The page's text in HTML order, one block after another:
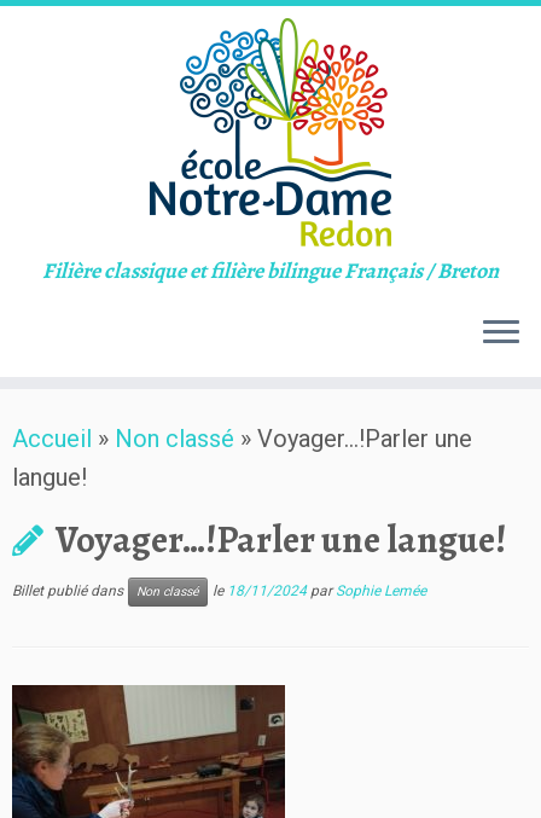
to
content
Filière classique et filière bilingue Français / Breton
Accueil » Non classé » Voyager…!Parler une
langue!
Voyager…!Parler une langue!
Billet publié dans Non classé le 18/11/2024 parSophie Lemée